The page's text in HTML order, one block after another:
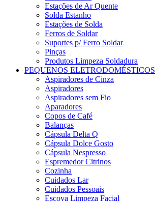
Estações de Ar Quente
Solda Estanho
Estações de Solda
Ferros de Soldar
Suportes p/ Ferro Soldar
Pinças
Produtos Limpeza Soldadura
PEQUENOS ELETRODOMÉSTICOS
Aspiradores de Cinza
Aspiradores
Aspiradores sem Fio
Aparadores
Copos de Café
Balanças
Cápsula Delta Q
Cápsula Dolce Gosto
Cápsula Nespresso
Espremedor Citrinos
Cozinha
Cuidados Lar
Cuidados Pessoais
Escova Limpeza Facial